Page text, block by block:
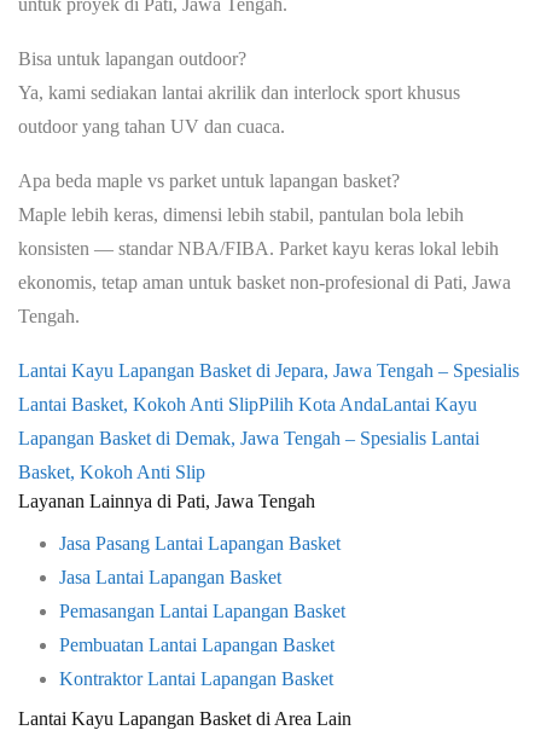
Bisa untuk lapangan outdoor?
Ya, kami sediakan lantai akrilik dan interlock sport khusus
outdoor yang tahan UV dan cuaca.
Apa beda maple vs parket untuk lapangan basket?
Maple lebih keras, dimensi lebih stabil, pantulan bola lebih
konsisten — standar NBA/FIBA. Parket kayu keras lokal lebih
ekonomis, tetap aman untuk basket non-profesional di Pati, Jawa
Tengah.
Lantai Kayu Lapangan Basket di Jepara, Jawa Tengah – Spesialis
Lantai Basket, Kokoh Anti SlipPilih Kota AndaLantai Kayu
Lapangan Basket di Demak, Jawa Tengah – Spesialis Lantai
Basket, Kokoh Anti Slip
Layanan Lainnya di Pati, Jawa Tengah
Jasa Pasang Lantai Lapangan Basket
Jasa Lantai Lapangan Basket
Pemasangan Lantai Lapangan Basket
Pembuatan Lantai Lapangan Basket
Kontraktor Lantai Lapangan Basket
Lantai Kayu Lapangan Basket di Area Lain